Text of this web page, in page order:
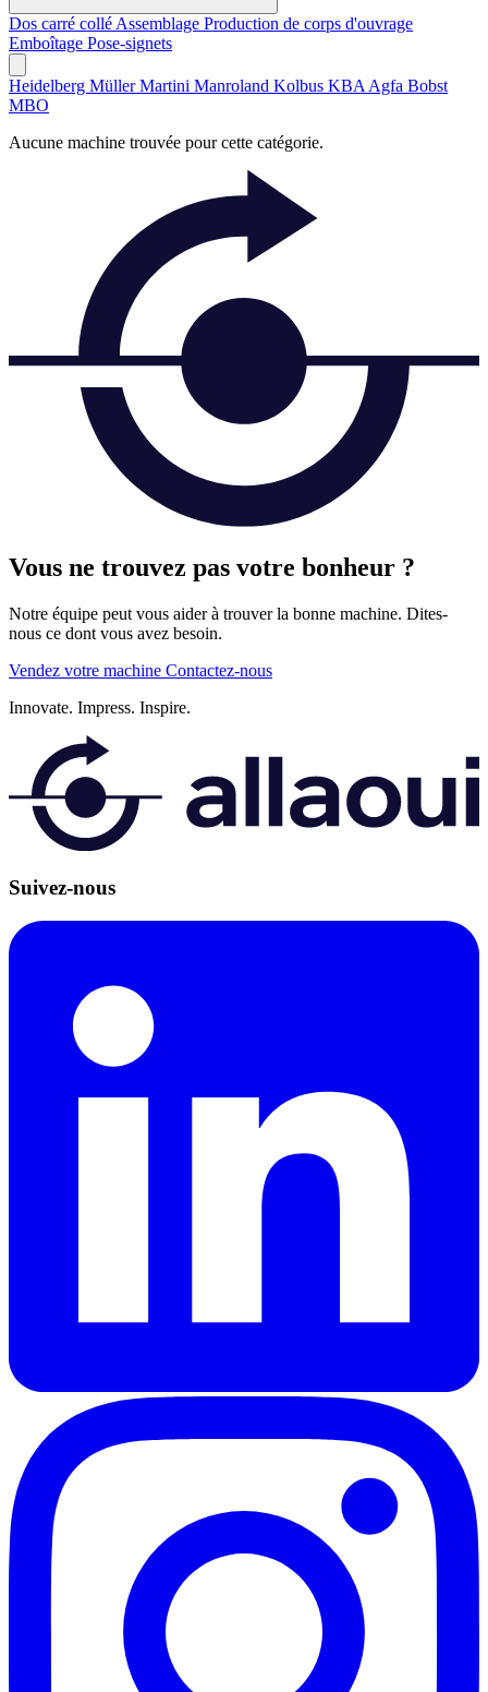
Dos carré collé Assemblage Production de corps d'ouvrage
Emboîtage Pose-signets
Heidelberg Müller Martini Manroland Kolbus KBA Agfa Bobst
MBO
Aucune machine trouvée pour cette catégorie.
Vous ne trouvez pas votre bonheur ?
Notre équipe peut vous aider à trouver la bonne machine. Dites-
nous ce dont vous avez besoin.
Vendez votre machine Contactez-nous
Innovate. Impress. Inspire.
Suivez-nous